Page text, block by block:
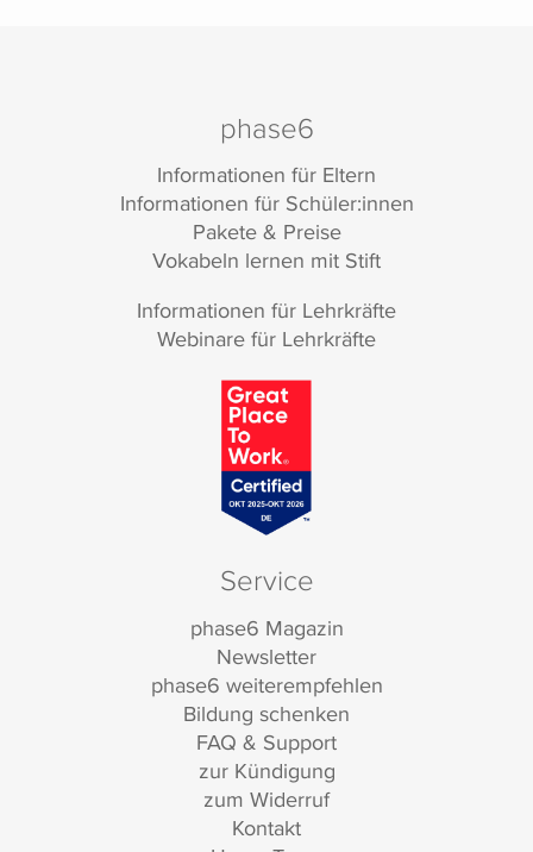
phase6
Informationen für Eltern
Informationen für Schüler:innen
Pakete & Preise
Vokabeln lernen mit Stift
Informationen für Lehrkräfte
Webinare für Lehrkräfte
Service
phase6 Magazin
Newsletter
phase6 weiterempfehlen
Bildung schenken
FAQ & Support
zur Kündigung
zum Widerruf
Kontakt